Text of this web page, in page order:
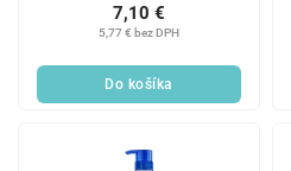
5,77 € bez DPH
7,10 €
Do košíka